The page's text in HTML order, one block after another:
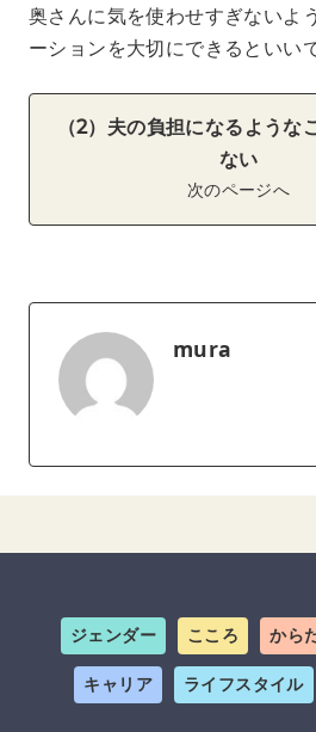
奥さんに気を使わせすぎないよ
ーションを大切にできるといい
（2）夫の負担になるような
ない
次のページへ
mura
ジェンダー こころ から
キャリア ライフスタイル